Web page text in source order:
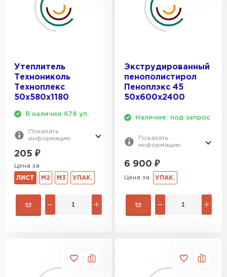
Утеплитель
Технониколь
Техноплекс
50х580х1180
В наличии 678 уп.
Показать
информацию
205 ₽
Цена за
ЛИСТ М2 М3 УПАК.
Экструдированный
пенополистирол
Пеноплэкс 45
50х600х2400
Наличие: под запрос
Показать
информацию
6 900 ₽
Цена за УПАК.
Утеплитель Izolife
ВСЕ ПРОИЗВОДИТЕЛИ